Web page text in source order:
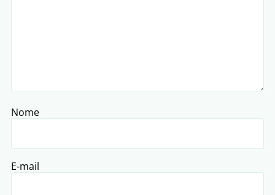
Nome
E-mail